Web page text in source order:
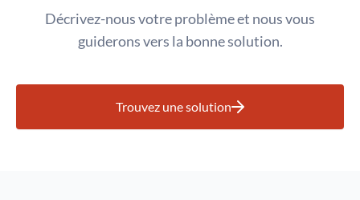
Décrivez-nous votre problème et nous vous
guiderons vers la bonne solution.
Trouvez une solution